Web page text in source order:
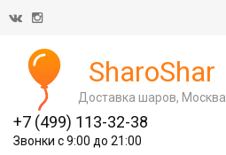
SharoShar
Доставка шаров, Москва
+7 (499) 113-32-38
Звонки с 9:00 до 21:00